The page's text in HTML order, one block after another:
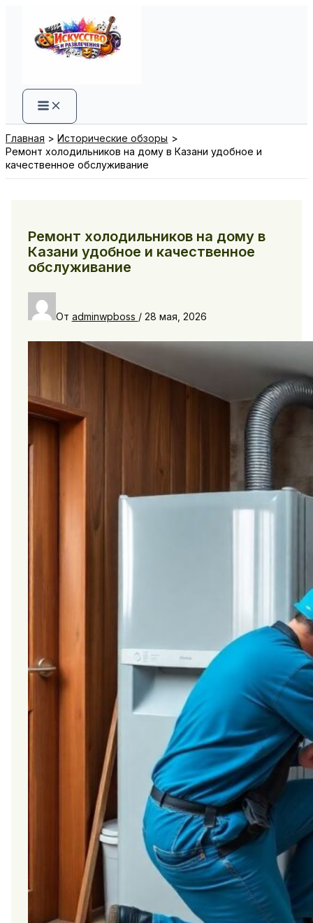
содержимому
Главная
Исторические обзоры
Ремонт холодильников на дому в Казани удобное и
качественное обслуживание
Ремонт холодильников на дому в
Казани удобное и качественное
обслуживание
От adminwpboss / 28 мая, 2026